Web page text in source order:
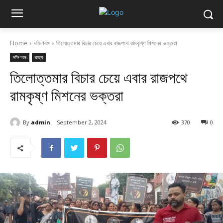
Home দক্ষিণবঙ্গ তিলোত্তমার বিচার চেয়ে এবার রাজপথে রামকৃষ্ণ মিশনের ভক্তরা
দক্ষিণবঙ্গ রাজ্য
তিলোত্তমার বিচার চেয়ে এবার রাজপথে
রামকৃষ্ণ মিশনের ভক্তরা
By admin September 2, 2024 0
370